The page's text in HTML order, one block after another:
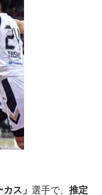
ス」 選手で、 推定